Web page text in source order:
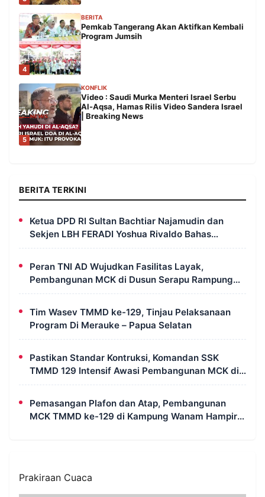
4
BERITA
Pemkab Tangerang Akan Aktifkan Kembali
Program Jumsih
5
KONFLIK
Video : Saudi Murka Menteri Israel Serbu
Al-Aqsa, Hamas Rilis Video Sandera Israel
| Breaking News
BERITA TERKINI
Ketua DPD RI Sultan Bachtiar Najamudin dan
Sekjen LBH FERADI Yoshua Rivaldo Bahas
Geopolitik dan Supremasi Hukum
Peran TNI AD Wujudkan Fasilitas Layak,
Pembangunan MCK di Dusun Serapu Rampung
Dikerjakan
Tim Wasev TMMD ke-129, Tinjau Pelaksanaan
Program Di Merauke – Papua Selatan
Pastikan Standar Kontruksi, Komandan SSK
TMMD 129 Intensif Awasi Pembangunan MCK di
Wanam
Pemasangan Plafon dan Atap, Pembangunan
MCK TMMD ke-129 di Kampung Wanam Hampir
Prakiraan Cuaca